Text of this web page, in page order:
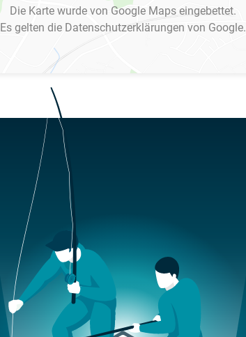
Die Karte wurde von Google Maps eingebettet.
Es gelten dieDatenschutzerklärungen von Google.